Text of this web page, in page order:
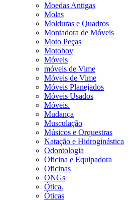
Moedas Antigas
Molas
Molduras e Quadros
Montadora de Móveis
Moto Peças
Motoboy
Móveis
móveis de Vime
Móveis de Vime
Móveis Planejados
Móveis Usados
Móveis.
Mudança
Musculação
Músicos e Orquestras
Natação e Hidroginástica
Odontologia
Oficina e Equipadora
Oficinas
ONGs
Ótica.
Óticas